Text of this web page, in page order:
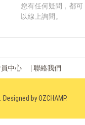
您有任何疑問，都可
以線上詢問。
中心 聯絡我們
Designed byOZCHAMP.